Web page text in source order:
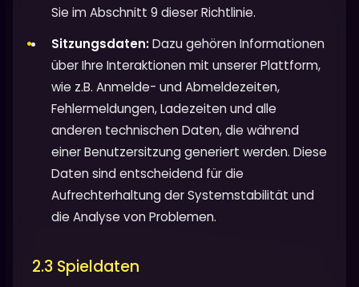
Sie im Abschnitt 9 dieser Richtlinie.
Sitzungsdaten:Dazu gehören Informationen
über Ihre Interaktionen mit unserer Plattform,
wie z.B. Anmelde- und Abmeldezeiten,
Fehlermeldungen, Ladezeiten und alle
anderen technischen Daten, die während
einer Benutzersitzung generiert werden. Diese
Daten sind entscheidend für die
Aufrechterhaltung der Systemstabilität und
die Analyse von Problemen.
2.3 Spieldaten